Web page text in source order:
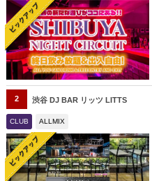
2 渋谷 DJ BAR リッツ LITTS
CLUB ALLMIX